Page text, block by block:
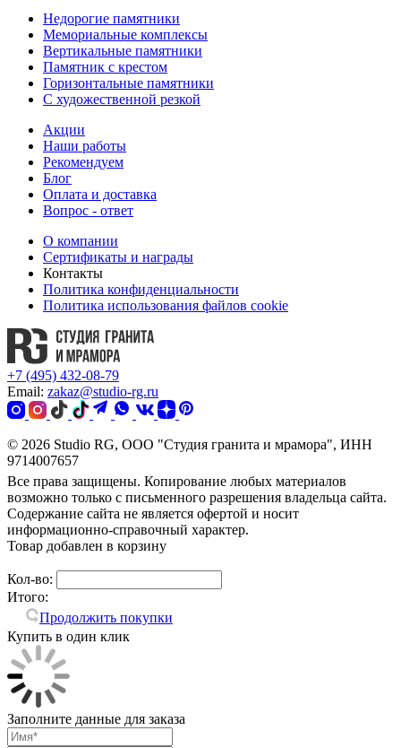
Недорогие памятники
Мемориальные комплексы
Вертикальные памятники
Памятник с крестом
Горизонтальные памятники
С художественной резкой
Акции
Наши работы
Рекомендуем
Блог
Оплата и доставка
Вопрос - ответ
О компании
Сертификаты и награды
Контакты
Политика конфиденциальности
Политика использования файлов cookie
+7 (495) 432-08-79
Email: zakaz@studio-rg.ru
© 2026 Studio RG, ООО "Студия гранита и мрамора", ИНН
9714007657
Все права защищены. Копирование любых материалов
возможно только с письменного разрешения владельца сайта.
Содержание сайта не является офертой и носит
информационно-справочный характер.
Товар добавлен в корзину
Кол-во:
Итого:
Продолжить покупки
Купить в один клик
Заполните данные для заказа